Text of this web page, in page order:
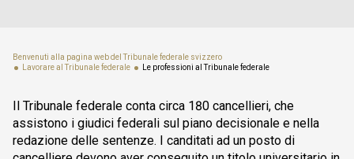
Comunicazione elettronica
Benvenuti alla pagina web del Tribunale federale svizzero
Lavorare al Tribunale federale
Le professioni al Tribunale federale
Il Tribunale federale conta circa 180 cancellieri, che
assistono i giudici federali sul piano decisionale e nella
redazione delle sentenze. I canditati ad un posto di